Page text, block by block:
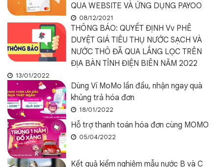
QUA WEBSITE VÀ ỨNG DỤNG PAYOO
08/12/2021
THÔNG BÁO: QUYẾT ĐỊNH Vv PHÊ
DUYỆT GIÁ TIÊU THỤ NƯỚC SẠCH VÀ
NƯỚC THÔ ĐÃ QUA LẮNG LỌC TRÊN
ĐỊA BÀN TỈNH ĐIỆN BIÊN NĂM 2022
13/01/2022
Dùng Ví MoMo lần đầu, nhận ngay quà
khủng trả hóa đơn
18/01/2022
Hỗ trợ thanh toán hóa đơn cùng MOMO
05/04/2022
Kết quả kiểm nghiệm mẫu nước B và C